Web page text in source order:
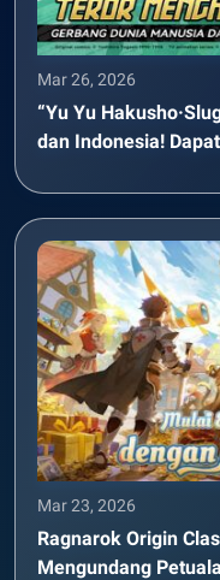
Mar 26, 2026
“Yu Yu
dan Indonesia!
Mar 23, 2026
Ragnarok Origin
Mengundang